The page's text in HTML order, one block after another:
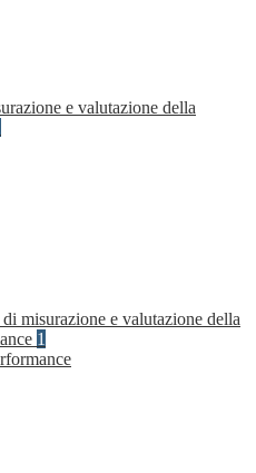
e valutazione della
di misurazione e valutazione della
1